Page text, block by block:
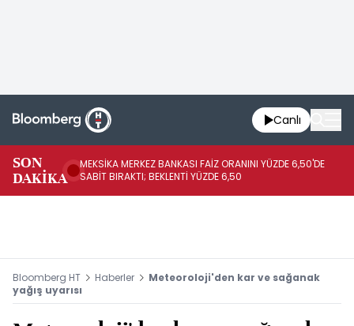
Canlı
SON
DAKİKA
MEKSİKA MERKEZ BANKASI FAİZ ORANINI YÜZDE 6,50'DE
SABİT BIRAKTI; BEKLENTİ YÜZDE 6,50
Bloomberg HT Haberler
Meteoroloji'den kar ve sağanak
yağış uyarısı